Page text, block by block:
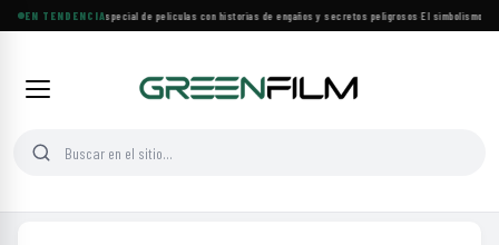
EN TENDENCIA
Lifetime estrena especial de películas con historias de engaños y secretos peligrosos·El simbolismo de